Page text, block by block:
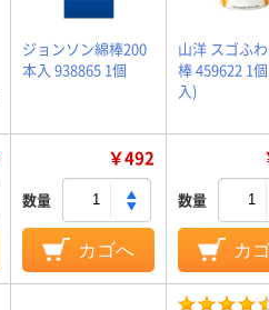
ジョンソン綿棒200
本入 938865 1個
山洋 スゴふ
棒 459622 1
入)
￥492
数量
カゴへ
数量
カ